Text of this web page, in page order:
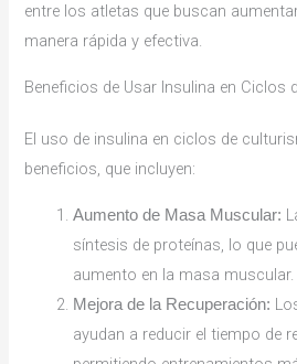
entre los atletas que buscan
manera rápida y efectiva.
Beneficios de Usar Insulina en Ciclos
El uso de insulina en ciclos de
beneficios, que incluyen:
Aumento de Masa Muscular:
síntesis de proteínas, lo que
aumento en la masa muscular.
Mejora de la Recuperación:
ayudan a reducir el tiempo de